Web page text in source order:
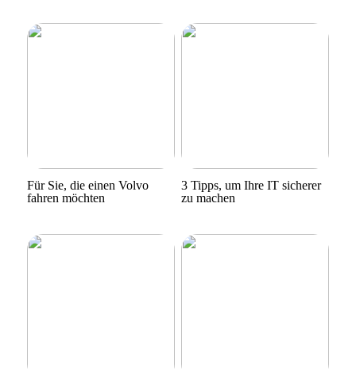
Für Sie, die einen Volvo
fahren möchten
3 Tipps, um Ihre IT sicherer
zu machen